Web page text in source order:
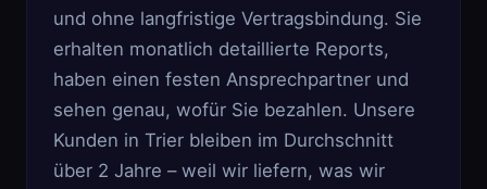
und ohne langfristige Vertragsbindung. Sie
erhalten monatlich detaillierte Reports,
haben einen festen Ansprechpartner und
sehen genau, wofür Sie bezahlen. Unsere
Kunden in Trier bleiben im Durchschnitt
über 2 Jahre – weil wir liefern, was wir